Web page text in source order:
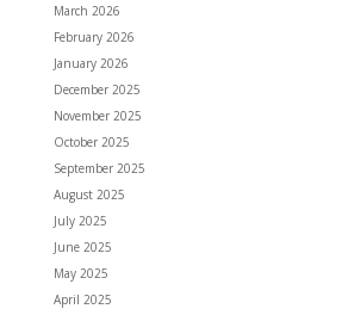
March 2026
February 2026
January 2026
December 2025
November 2025
October 2025
September 2025
August 2025
July 2025
June 2025
May 2025
April 2025